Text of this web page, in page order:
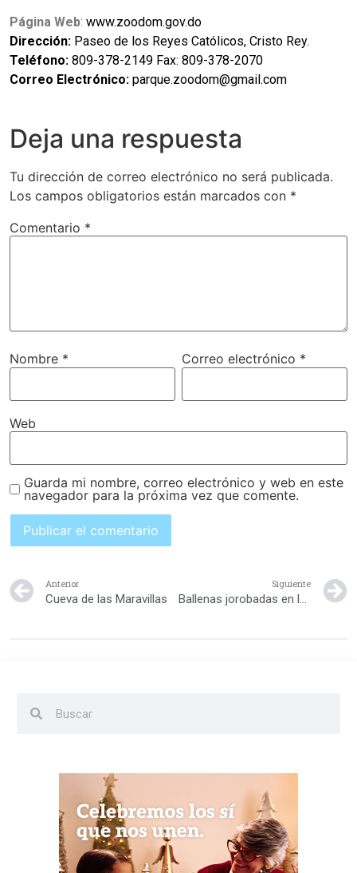
Página Web: www.zoodom.gov.do
Dirección: Paseo de los Reyes Católicos, Cristo Rey.
Teléfono: 809-378-2149 Fax: 809-378-2070
Correo Electrónico: parque.zoodom@gmail.com
Deja una respuesta
Tu dirección de correo electrónico no será publicada.
Los campos obligatorios están marcados con *
Comentario *
Nombre * Correo electrónico *
Web
Guarda mi nombre, correo electrónico y web en este
navegador para la próxima vez que comente.
Anterior
Cueva de las Maravillas
Siguiente
Ballenas jorobadas en la bahía de Samaná